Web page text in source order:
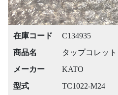
在庫コード
C134935
商品名
タップコレット
メーカー
KATO
型式
TC1022-M24